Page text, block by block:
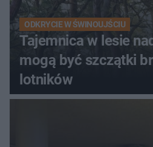
ODKRYCIE W ŚWINOUJŚCIU
Tajemnica w lesie
mogą być szczątki
lotników